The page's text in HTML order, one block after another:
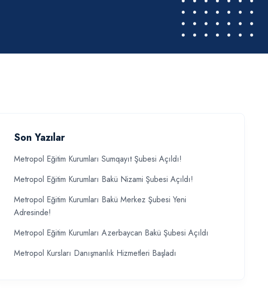
Son Yazılar
Metropol Eğitim Kurumları Sumqayıt Şubesi Açıldı!
Metropol Eğitim Kurumları Bakü Nizami Şubesi Açıldı!
Metropol Eğitim Kurumları Bakü Merkez Şubesi Yeni
Adresinde!
Metropol Eğitim Kurumları Azerbaycan Bakü Şubesi Açıldı
Metropol Kursları Danışmanlık Hizmetleri Başladı